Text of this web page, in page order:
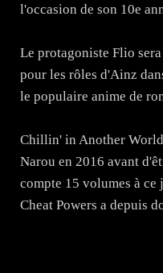
l'occasion de son 10e
Le protagoniste Flio
pour les rôles d'Ainz
le populaire anime de
Chillin' in Another
Narou en 2016 avant
compte 15 volumes à
Cheat Powers a depuis